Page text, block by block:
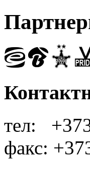
тел:
факс: